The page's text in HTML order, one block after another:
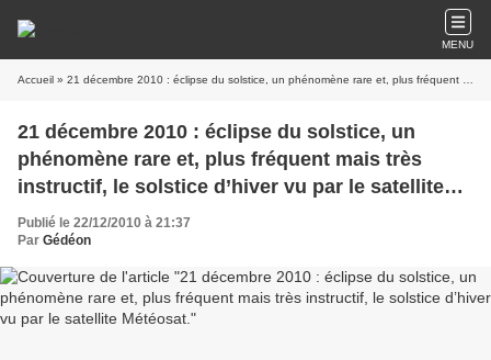
MENU
Accueil » 21 décembre 2010 : éclipse du solstice, un phénomène rare et, plus fréquent mais très instructif, le solstice d’hiver vu par le satellite Météosat.
21 décembre 2010 : éclipse du solstice, un
phénomène rare et, plus fréquent mais très
instructif, le solstice d’hiver vu par le satellite
Météosat.
Publié le 22/12/2010 à 21:37
Par Gédéon